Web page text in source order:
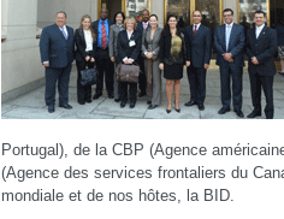
Portugal), de la CBP (Agence
(Agence des services frontaliers du
mondiale et de nos hôtes, la BID.